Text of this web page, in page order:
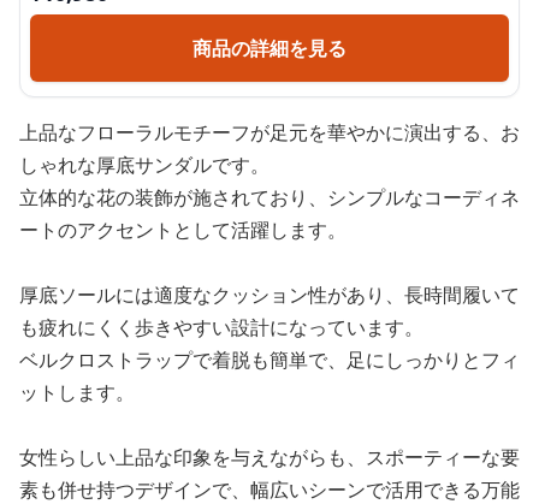
商品の詳細を見る
上品なフローラルモチーフが足元を華やかに演出する、お
しゃれな厚底サンダルです。
立体的な花の装飾が施されており、シンプルなコーディネ
ートのアクセントとして活躍します。
厚底ソールには適度なクッション性があり、長時間履いて
も疲れにくく歩きやすい設計になっています。
ベルクロストラップで着脱も簡単で、足にしっかりとフィ
ットします。
女性らしい上品な印象を与えながらも、スポーティーな要
素も併せ持つデザインで、幅広いシーンで活用できる万能